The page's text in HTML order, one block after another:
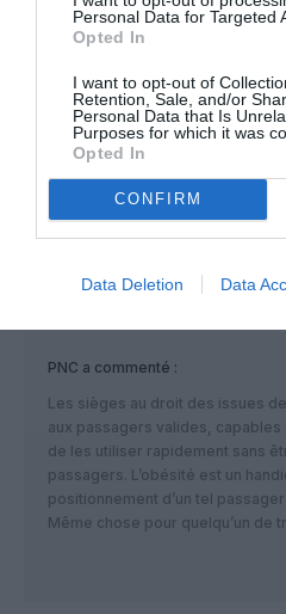
Personal Data for Targeted
Opted In
I want to opt-out of
Retention, Sale, and/or
Personal Data that Is
Purposes for which it was
Opted In
CONFIRM
Data Deletion Data
Pas si
Merci
ce
PNC a commenté :
Les sièges au droit des issues
aux passagers valides,
de les utiliser rapidement sans
passagers. L’obésité est un
positionnement d’un tel
Même chose pour quelqu’un de